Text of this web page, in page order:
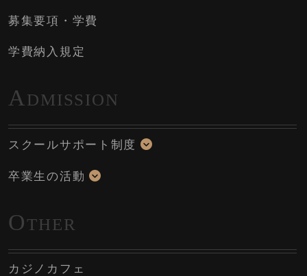
募集要項・学費
学費納入規定
A DMISSION
スクールサポート制度
卒業生の活動
OTHER
カジノカフェ